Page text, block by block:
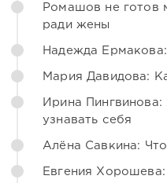
Ромашов не готов
ради жены
Надежда
Мария Давидова:
Ирина Пингвинова:
узнавать себя
Алёна Савкина:
Евгения